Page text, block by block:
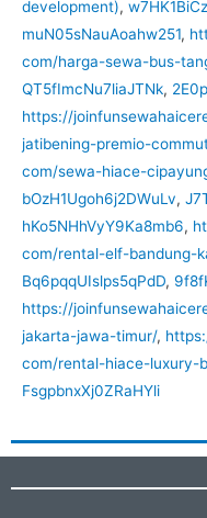
development),
muN05sNauAoahw251,
com/harga-sewa-bus-
QT5fImcNu7liaJTNk,
https://
jatibening-premio-
com/sewa-hiace-
bOzH1Ugoh6j2DWuLv,
hKo5NHhVyY9Ka8mb6,
com/rental-elf-bandung-
Bq6pqqUIslps5qPdD,
https://
jakarta-jawa-timur/,
com/rental-hiace-luxury-
FsgpbnxXj0ZRaHYli